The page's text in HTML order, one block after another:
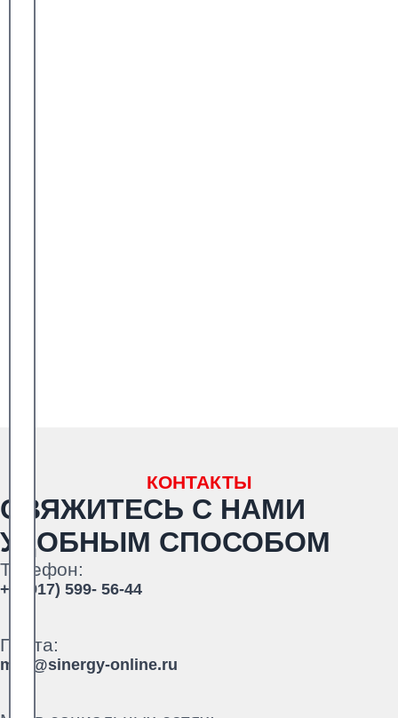
КОНТАКТЫ
СВЯЖИТЕСЬ С НАМИ
УДОБНЫМ СПОСОБОМ
Телефон:
+7 (917) 599- 56-44
Почта:
mail@sinergy-online.ru